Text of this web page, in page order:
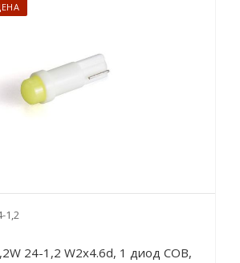
1,2
24-1,2 W2x4.6d, 1 диод COB,